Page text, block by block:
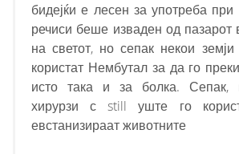
бидејќи е лесен за употреба
речиси беше изваден од пазарот
на светот, но сепак некои
користат Нембутал за да го
исто така и за болка. Сепак,
хирурзи с still уште го
евстанизираат животните